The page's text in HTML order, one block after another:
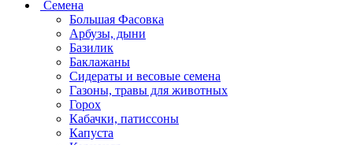
Семена
Большая Фасовка
Арбузы, дыни
Базилик
Баклажаны
Сидераты и весовые семена
Газоны, травы для животных
Горох
Кабачки, патиссоны
Капуста